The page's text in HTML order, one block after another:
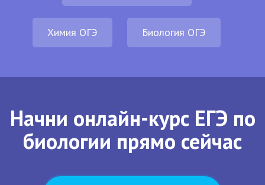
Химия ОГЭ Биология ОГЭ
Начни онлайн-курс ЕГЭ по
биологии прямо сейчас